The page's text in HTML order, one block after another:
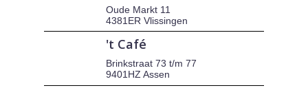
Oude Markt 11
4381ER Vlissingen
't Café
Brinkstraat 73 t/m 77
9401HZ Assen